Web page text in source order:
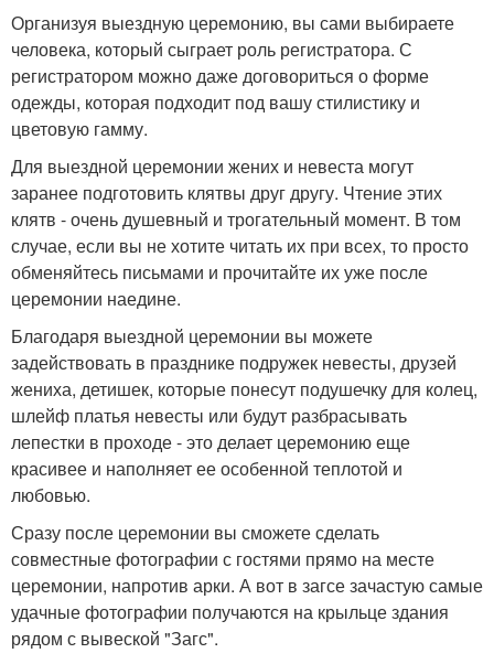
Организуя выездную церемонию, вы сами выбираете
человека, который сыграет роль регистратора. С
регистратором можно даже договориться о форме
одежды, которая подходит под вашу стилистику и
цветовую гамму.
Для выездной церемонии жених и невеста могут
заранее подготовить клятвы друг другу. Чтение этих
клятв - очень душевный и трогательный момент. В том
случае, если вы не хотите читать их при всех, то просто
обменяйтесь письмами и прочитайте их уже после
церемонии наедине.
Благодаря выездной церемонии вы можете
задействовать в празднике подружек невесты, друзей
жениха, детишек, которые понесут подушечку для колец,
шлейф платья невесты или будут разбрасывать
лепестки в проходе - это делает церемонию еще
красивее и наполняет ее особенной теплотой и
любовью.
Сразу после церемонии вы сможете сделать
совместные фотографии с гостями прямо на месте
церемонии, напротив арки. А вот в загсе зачастую самые
удачные фотографии получаются на крыльце здания
рядом с вывеской "Загс".